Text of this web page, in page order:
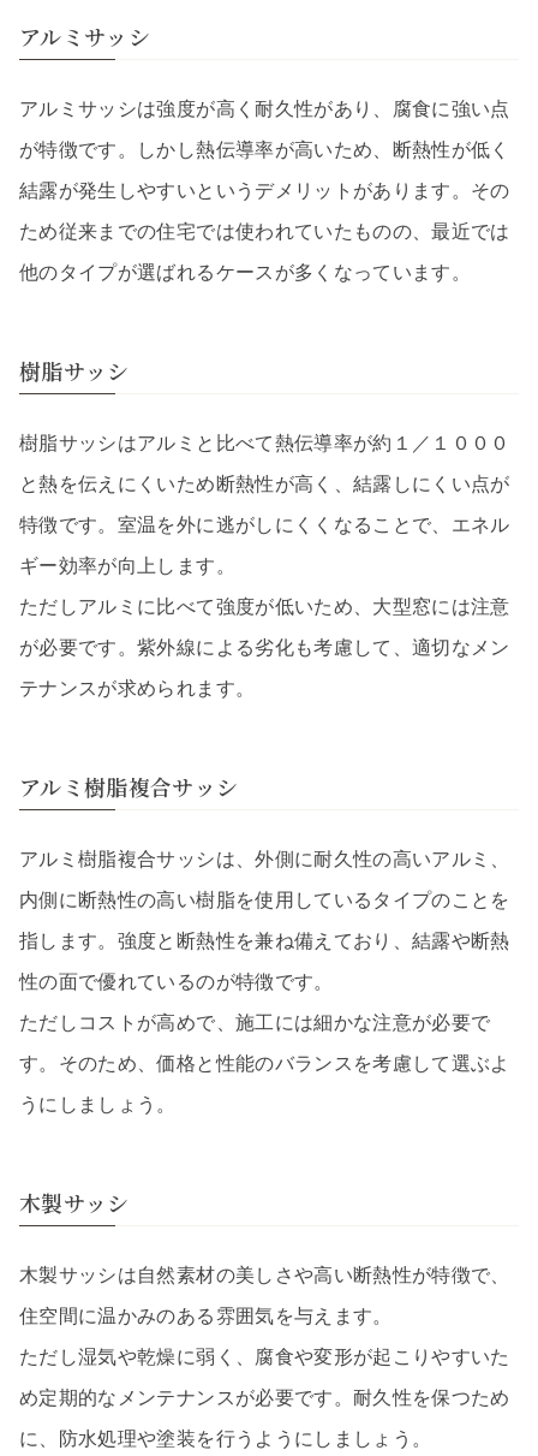
アルミサッシ
アルミサッシは強度が高く耐久性があり、腐食に強い点
が特徴です。しかし熱伝導率が高いため、断熱性が低く
結露が発生しやすいというデメリットがあります。その
ため従来までの住宅では使われていたものの、最近では
他のタイプが選ばれるケースが多くなっています。
樹脂サッシ
樹脂サッシはアルミと比べて熱伝導率が約１／１０００
と熱を伝えにくいため断熱性が高く、結露しにくい点が
特徴です。室温を外に逃がしにくくなることで、エネル
ギー効率が向上します。
ただしアルミに比べて強度が低いため、大型窓には注意
が必要です。紫外線による劣化も考慮して、適切なメン
テナンスが求められます。
アルミ樹脂複合サッシ
アルミ樹脂複合サッシは、外側に耐久性の高いアルミ、
内側に断熱性の高い樹脂を使用しているタイプのことを
指します。強度と断熱性を兼ね備えており、結露や断熱
性の面で優れているのが特徴です。
ただしコストが高めで、施工には細かな注意が必要で
す。そのため、価格と性能のバランスを考慮して選ぶよ
うにしましょう。
木製サッシ
木製サッシは自然素材の美しさや高い断熱性が特徴で、
住空間に温かみのある雰囲気を与えます。
ただし湿気や乾燥に弱く、腐食や変形が起こりやすいた
め定期的なメンテナンスが必要です。耐久性を保つため
に、防水処理や塗装を行うようにしましょう。